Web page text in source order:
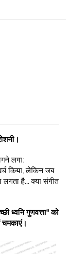
लगा:
किया, लेकिन जब
है... क्या संगीत
ध्वनि गुणवत्ता" को
चमकाएं।